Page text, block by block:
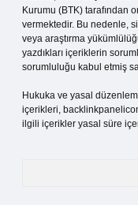
Kurumu (BTK) tarafından
vermektedir. Bu nedenle,
veya araştırma
yazdıkları içeriklerin
sorumluluğu kabul etmiş
Hukuka ve yasal
içerikleri,
ilgili içerikler yasal süre